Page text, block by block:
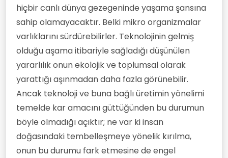
hiçbir canlı dünya gezegeninde yaşama şansına
sahip olamayacaktır. Belki mikro organizmalar
varlıklarını sürdürebilirler. Teknolojinin gelmiş
olduğu aşama itibariyle sağladığı düşünülen
yararlılık onun ekolojik ve toplumsal olarak
yarattığı aşınmadan daha fazla görünebilir.
Ancak teknoloji ve buna bağlı üretimin yönelimi
temelde kar amacını güttüğünden bu durumun
böyle olmadığı açıktır; ne var ki insan
doğasındaki tembelleşmeye yönelik kırılma,
onun bu durumu fark etmesine de engel